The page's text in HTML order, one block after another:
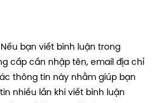
Nếu bạn viết bình luận trong
cấp cần nhập tên, email địa chỉ
thông tin này nhằm giúp bạn
nhiều lần khi viết bình luận